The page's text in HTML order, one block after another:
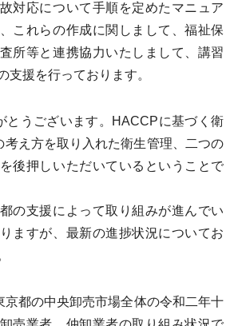
対応について手順を定めたマニュア
これらの作成に関しまして、福祉保
所等と連携協力いたしまして、講習
支援を行っております。
うございます。HACCPに基づく衛
え方を取り入れた衛生管理、二つの
後押しいただいているということで
の支援によって取り組みが進んでい
ますが、最新の進捗状況についてお
都の中央卸売市場全体の令和二年十